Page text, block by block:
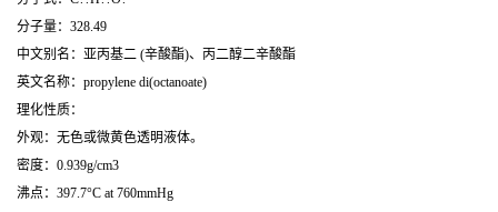
分子量：328.49
中文别名：亚丙基二 (辛酸酯)、丙二醇二辛酸酯
英文名称：propylene di(octanoate)
理化性质：
外观：无色或微黄色透明液体。
密度：0.939g/cm3
沸点：397.7°C at 760mmHg